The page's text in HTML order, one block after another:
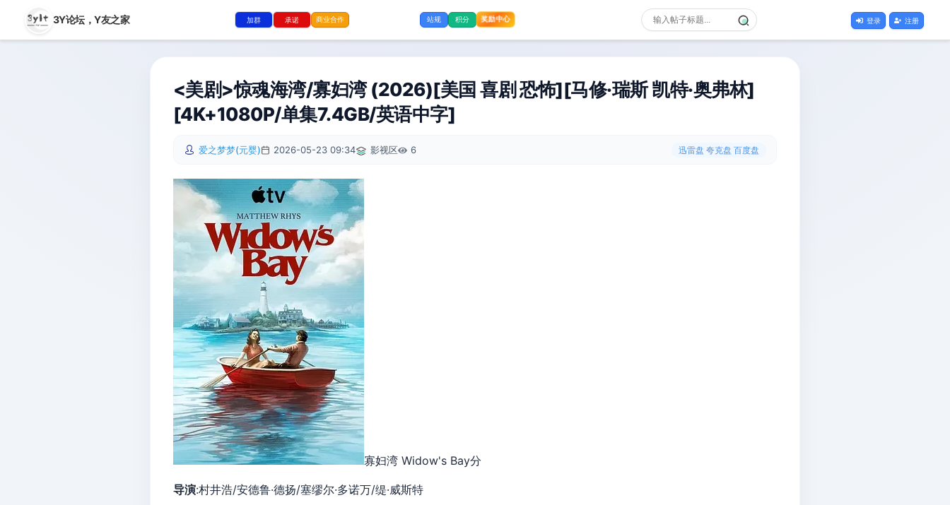
3Y论坛，Y友之家 加群 承诺 商业合作 站规 积分 奖励中心 登录 注册
<美剧>惊魂海湾/寡妇湾 (2026)[美国 喜剧 恐怖][马修·瑞斯 凯特·奥弗林]
[4K+1080P/单集7.4GB/英语中字]
爱之梦梦(元婴) 2026-05-23 09:34 影视区 6 迅雷盘 夸克盘 百度盘
寡妇湾 Widow's Bay分
导演:村井浩/安德鲁·德扬/塞缪尔·多诺万/缇·威斯特